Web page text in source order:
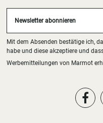
Newsletter abonnieren
Mit dem Absenden bestätige ich,
habe und diese akzeptiere und
Werbemitteilungen von Marmot